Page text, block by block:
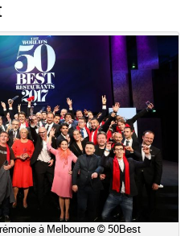
à Melbourne © 50Best